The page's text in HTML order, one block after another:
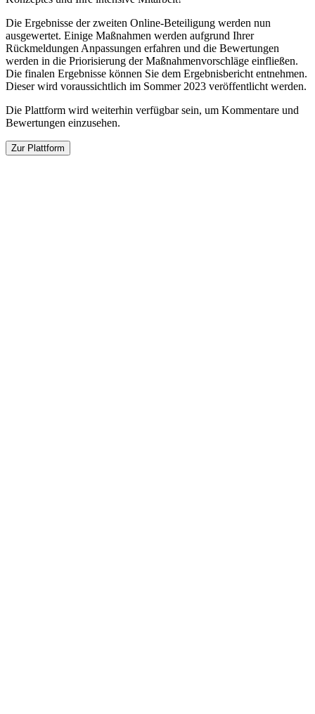
Die Ergebnisse der zweiten Online-Beteiligung werden nun
ausgewertet. Einige Maßnahmen werden aufgrund Ihrer
Rückmeldungen Anpassungen erfahren und die Bewertungen
werden in die Priorisierung der Maßnahmenvorschläge einfließen.
Die finalen Ergebnisse können Sie dem Ergebnisbericht entnehmen.
Dieser wird voraussichtlich im Sommer 2023 veröffentlicht werden.
Die Plattform wird weiterhin verfügbar sein, um Kommentare und
Bewertungen einzusehen.
Zur Plattform